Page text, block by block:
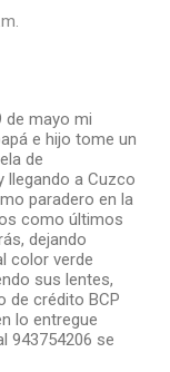
de mayo mi
e hijo tome un
de
llegando a Cuzco
paradero en la
como últimos
dejando
color verde
sus lentes,
de crédito BCP
lo entregue
943754206 se